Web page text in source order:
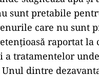
sunt pretabile
care nu sunt
raportat la
tratamentelor
dintre